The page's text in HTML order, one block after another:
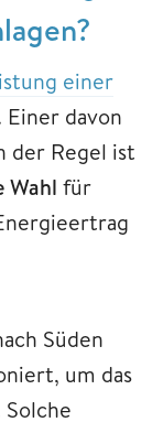
einer
Einer davon
der Regel ist
Wahl für
Süden
um das